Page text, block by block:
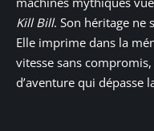
Kill Bill. Son héritage ne
Elle imprime dans la
vitesse sans
d’aventure qui dépasse